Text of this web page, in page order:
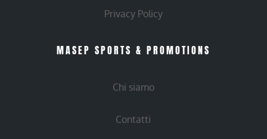
Privacy Policy
MASEP SPORTS & PROMOTIONS
Chi siamo
Contatti